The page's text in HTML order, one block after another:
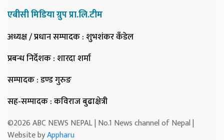
एबीसी मिडिया ग्रुप प्रा.लि.टीम
अध्यक्ष / प्रधान सम्पादक: शुभशंकर कँडेल
प्रबन्ध निर्देशक: शारदा शर्मा
सम्पादक: डण्ड गुरुङ
सह-सम्पादक: कविराज बुढाक्षेत्री
©2026 ABC NEWS NEPAL | No.1 News channel of Nepal |
Website byAppharu